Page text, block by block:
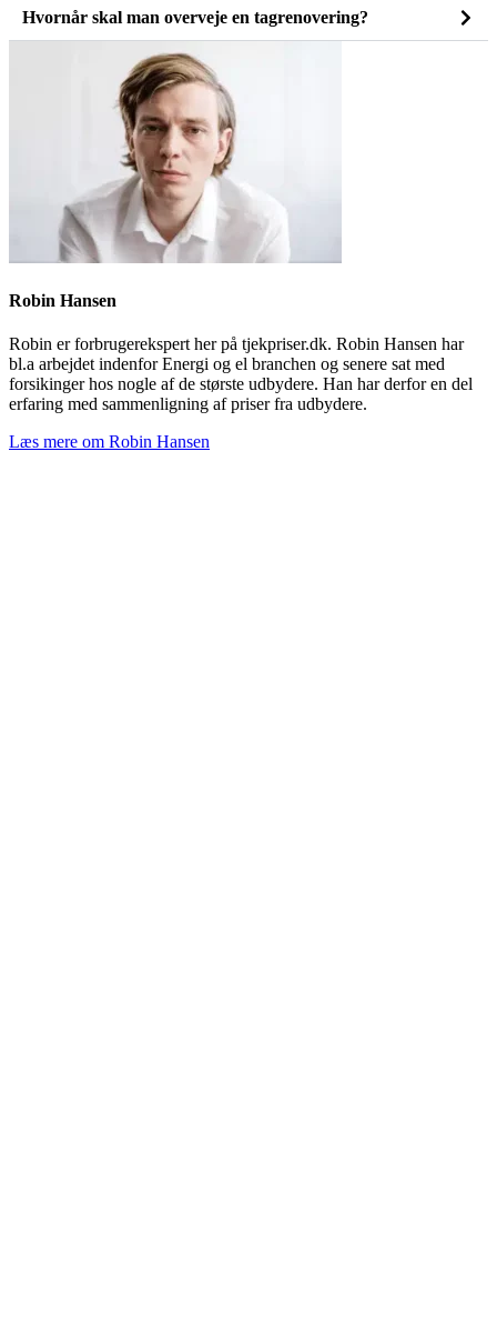
Hvornår skal man overveje en tagrenovering?
Robin Hansen
Robin er forbrugerekspert her på tjekpriser.dk. Robin Hansen har
bl.a arbejdet indenfor Energi og el branchen og senere sat med
forsikinger hos nogle af de største udbydere. Han har derfor en del
erfaring med sammenligning af priser fra udbydere.
Læs mere om Robin Hansen